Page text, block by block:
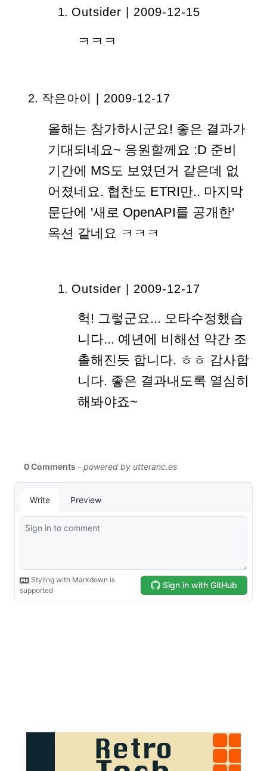
Outsider | 2009-12-15
ㅋㅋㅋ
작은아이 | 2009-12-17
올해는 참가하시군요! 좋은 결과가
기대되네요~ 응원할께요 :D 준비
기간에 MS도 보였던거 같은데 없
어졌네요. 협찬도 ETRI만.. 마지막
문단에 '새로 OpenAPI를 공개한'
옥션 같네요 ㅋㅋㅋ
Outsider | 2009-12-17
헉! 그렇군요... 오타수정했습
니다... 예년에 비해선 약간 조
촐해진듯 합니다. ㅎㅎ 감사합
니다. 좋은 결과내도록 열심히
해봐야죠~